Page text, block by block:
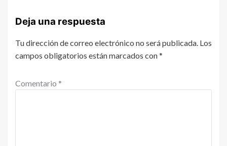
Deja una respuesta
Tu dirección de correo electrónico no será publicada. Los
campos obligatorios están marcados con*
Comentario *